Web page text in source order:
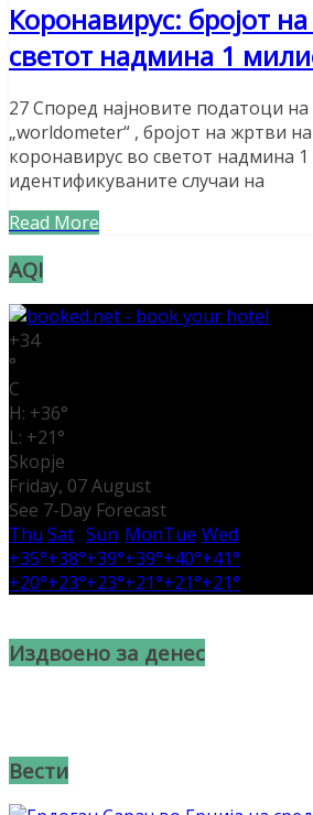
Коронавирус: бројот
светот надмина 1
27 Според најновите податоци
„worldometer“ , бројот на жртви
коронавирус во светот надмина
идентификуваните случаи на
Read More
AQI
+34
°
C
H: +36°
L: +21°
Skopje
Friday, 07 August
See 7-Day Forecast
Thu Sat Sun MonTue Wed
+35°+38°+39°+39°+40°+41°
+20°+23°+23°+21°+21°+21°
Издвоено за денес
Вести